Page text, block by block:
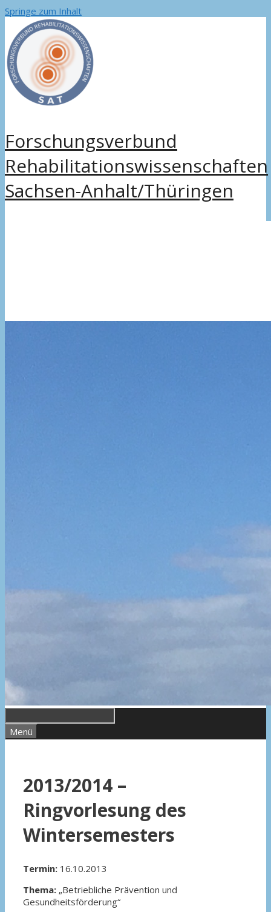
Springe zum Inhalt
Forschungsverbund
Rehabilitationswissenschaften
Sachsen-Anhalt/Thüringen
Menü
2013/2014 –
Ringvorlesung des
Wintersemesters
Termin: 16.10.2013
Thema: „Betriebliche Prävention und
Gesundheitsförderung“